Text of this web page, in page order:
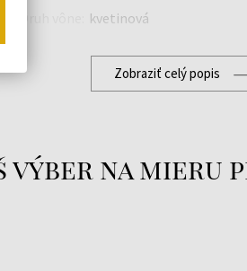
kvetinová
Zobraziť celý popis
výber na mieru